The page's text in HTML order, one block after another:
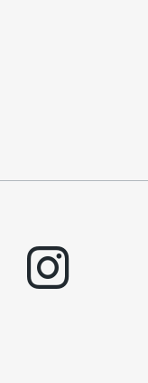
instagram